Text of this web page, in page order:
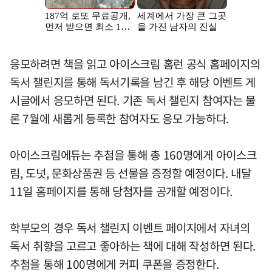
응모하려면 책을 읽고 아이스크림 홈런 공식 홈페이지의
독서 챌린지를 통해 독서기록을 남긴 후 해당 이벤트 게
시글에서 응모하면 된다. 기존 독서 챌린지 참여자는 물
론 7월에 새롭게 등록한 참여자도 응모 가능하다.
아이스크림에듀는 추첨을 통해 총 160명에게 아이스크
림, 도넛, 문화상품권 등 선물을 증정할 예정이다. 내달
11일 홈페이지를 통해 당첨자를 공개할 예정이다.
학부모의 경우 독서 챌린지 이벤트 페이지에서 자녀의
독서 취향을 고르고 좋아하는 책에 대해 작성하면 된다.
추첨을 통해 100명에게 커피 쿠폰을 증정한다.